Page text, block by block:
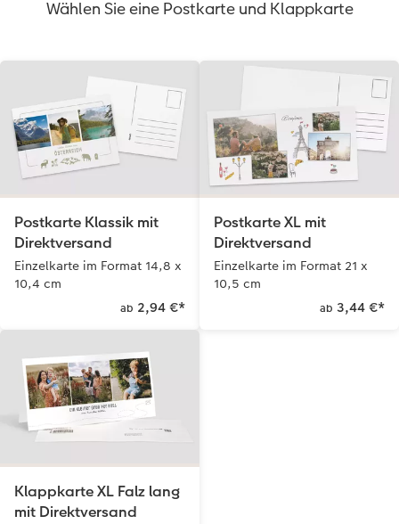
Wählen Sie eine Postkarte und Klappkarte
Postkarte Klassik mit
Direktversand
Einzelkarte im Format 14,8 x
10,4 cm
ab 2,94 €*
Postkarte XL mit
Direktversand
Einzelkarte im Format 21 x
10,5 cm
ab 3,44 €*
Klappkarte XL Falz lang
mit Direktversand